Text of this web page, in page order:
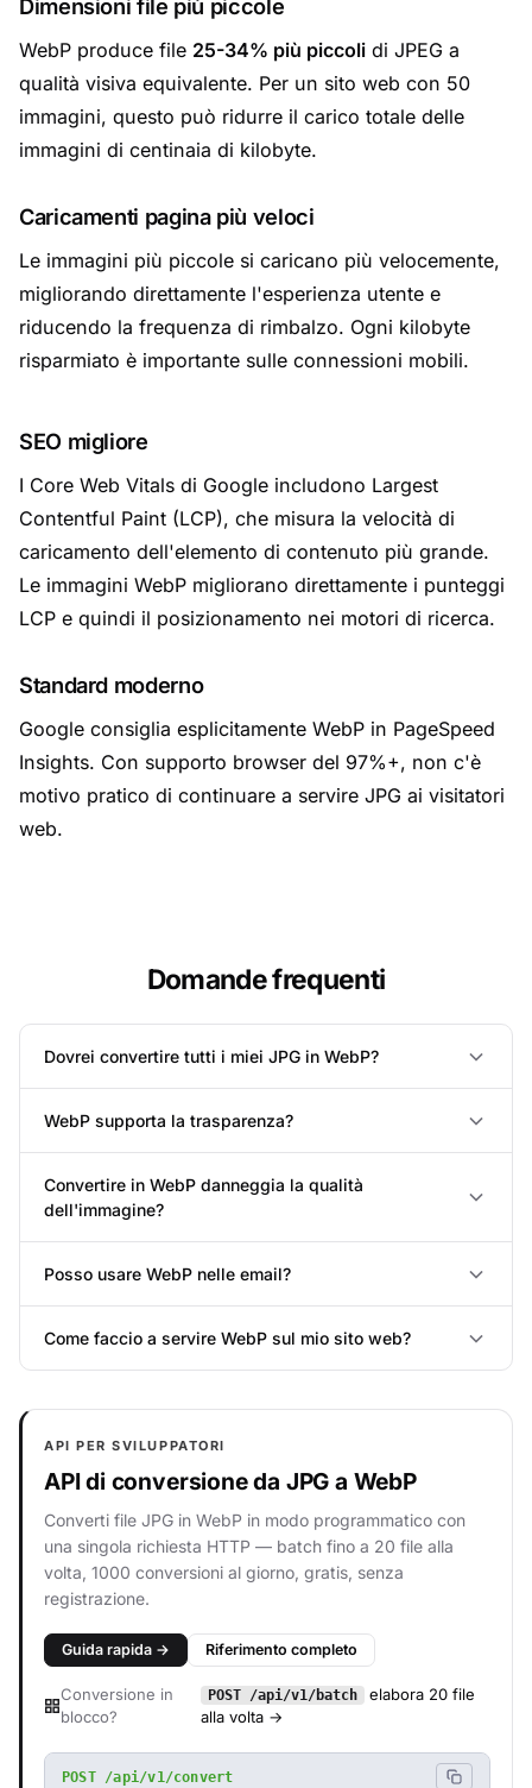
Dimensioni file più piccole
WebP produce file 25-34% più piccoli di JPEG a
qualità visiva equivalente. Per un sito web con 50
immagini, questo può ridurre il carico totale delle
immagini di centinaia di kilobyte.
Caricamenti pagina più veloci
Le immagini più piccole si caricano più velocemente,
migliorando direttamente l'esperienza utente e
riducendo la frequenza di rimbalzo. Ogni kilobyte
risparmiato è importante sulle connessioni mobili.
SEO migliore
I Core Web Vitals di Google includono Largest
Contentful Paint (LCP), che misura la velocità di
caricamento dell'elemento di contenuto più grande.
Le immagini WebP migliorano direttamente i punteggi
LCP e quindi il posizionamento nei motori di ricerca.
Standard moderno
Google consiglia esplicitamente WebP in PageSpeed
Insights. Con supporto browser del 97%+, non c'è
motivo pratico di continuare a servire JPG ai visitatori
web.
Domande frequenti
Dovrei convertire tutti i miei JPG in WebP?
WebP supporta la trasparenza?
Convertire in WebP danneggia la qualità
dell'immagine?
Posso usare WebP nelle email?
Come faccio a servire WebP sul mio sito web?
API PER SVILUPPATORI
API di conversione da JPG a WebP
Converti file JPG in WebP in modo programmatico con
una singola richiesta HTTP — batch fino a 20 file alla
volta, 1000 conversioni al giorno, gratis, senza
registrazione.
Guida rapida → Riferimento completo
Conversione in
blocco?
POST /api/v1/batch
elabora 20 file
alla volta →
POST /api/v1/convert